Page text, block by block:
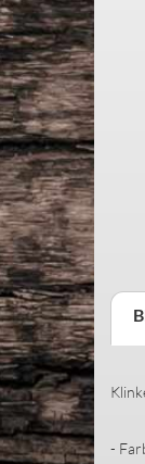
-